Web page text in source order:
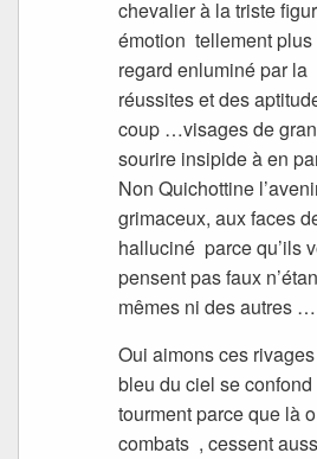
chevalier à la triste
émotion tellement plus
regard enluminé par
réussites et des
coup …visages de
sourire insipide à en
Non Quichottine
grimaceux, aux faces
halluciné parce qu’ils
pensent pas faux
mêmes ni des autres …
Oui aimons ces
bleu du ciel se
tourment parce que là
combats , cessent